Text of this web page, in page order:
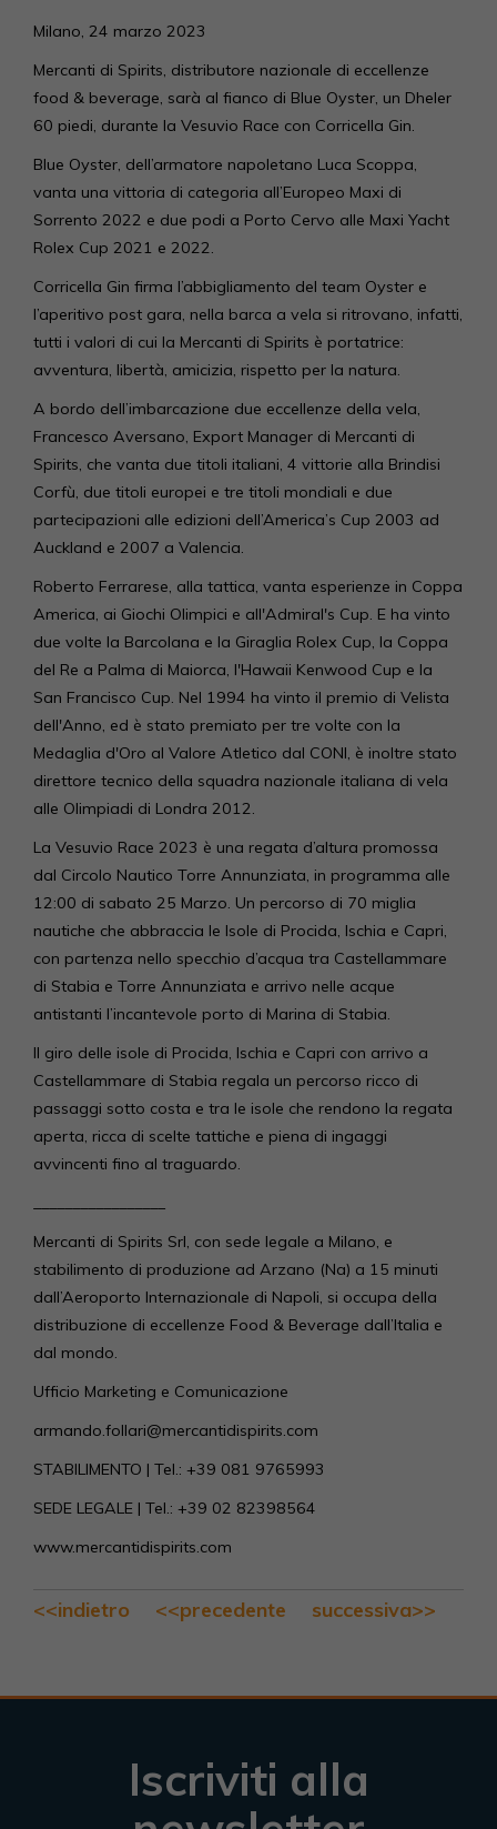
Milano, 24 marzo 2023
Mercanti di Spirits, distributore nazionale di eccellenze
food & beverage, sarà al fianco di Blue Oyster, un Dheler
60 piedi, durante la Vesuvio Race con Corricella Gin.
Blue Oyster, dell’armatore napoletano Luca Scoppa,
vanta una vittoria di categoria all’Europeo Maxi di
Sorrento 2022 e due podi a Porto Cervo alle Maxi Yacht
Rolex Cup 2021 e 2022.
Corricella Gin firma l’abbigliamento del team Oyster e
l’aperitivo post gara, nella barca a vela si ritrovano, infatti,
tutti i valori di cui la Mercanti di Spirits è portatrice:
avventura, libertà, amicizia, rispetto per la natura.
A bordo dell’imbarcazione due eccellenze della vela,
Francesco Aversano, Export Manager di Mercanti di
Spirits, che vanta due titoli italiani, 4 vittorie alla Brindisi
Corfù, due titoli europei e tre titoli mondiali e due
partecipazioni alle edizioni dell’America’s Cup 2003 ad
Auckland e 2007 a Valencia.
Roberto Ferrarese, alla tattica, vanta esperienze in Coppa
America, ai Giochi Olimpici e all'Admiral's Cup. E ha vinto
due volte la Barcolana e la Giraglia Rolex Cup, la Coppa
del Re a Palma di Maiorca, l'Hawaii Kenwood Cup e la
San Francisco Cup. Nel 1994 ha vinto il premio di Velista
dell'Anno, ed è stato premiato per tre volte con la
Medaglia d'Oro al Valore Atletico dal CONI, è inoltre stato
direttore tecnico della squadra nazionale italiana di vela
alle Olimpiadi di Londra 2012.
La Vesuvio Race 2023 è una regata d’altura promossa
dal Circolo Nautico Torre Annunziata, in programma alle
12:00 di sabato 25 Marzo. Un percorso di 70 miglia
nautiche che abbraccia le Isole di Procida, Ischia e Capri,
con partenza nello specchio d’acqua tra Castellammare
di Stabia e Torre Annunziata e arrivo nelle acque
antistanti l’incantevole porto di Marina di Stabia.
Il giro delle isole di Procida, Ischia e Capri con arrivo a
Castellammare di Stabia regala un percorso ricco di
passaggi sotto costa e tra le isole che rendono la regata
aperta, ricca di scelte tattiche e piena di ingaggi
avvincenti fino al traguardo.
Mercanti di Spirits Srl, con sede legale a Milano, e
stabilimento di produzione ad Arzano (Na) a 15 minuti
dall’Aeroporto Internazionale di Napoli, si occupa della
distribuzione di eccellenze Food & Beverage dall’Italia e
dal mondo.
Ufficio Marketing e Comunicazione
armando.follari@mercantidispirits.com
STABILIMENTO | Tel.: +39 081 9765993
SEDE LEGALE | Tel.: +39 02 82398564
www.mercantidispirits.com
<<indietro <<precedente successiva>>
Iscriviti alla